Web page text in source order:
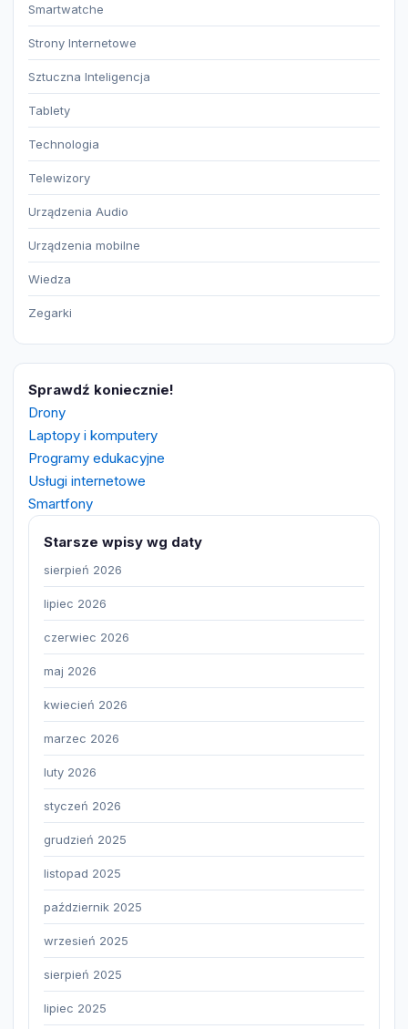
Smartwatche
Strony Internetowe
Sztuczna Inteligencja
Tablety
Technologia
Telewizory
Urządzenia Audio
Urządzenia mobilne
Wiedza
Zegarki
Sprawdź koniecznie!
Drony
Laptopy i komputery
Programy edukacyjne
Usługi internetowe
Smartfony
Starsze wpisy wg daty
sierpień 2026
lipiec 2026
czerwiec 2026
maj 2026
kwiecień 2026
marzec 2026
luty 2026
styczeń 2026
grudzień 2025
listopad 2025
październik 2025
wrzesień 2025
sierpień 2025
lipiec 2025